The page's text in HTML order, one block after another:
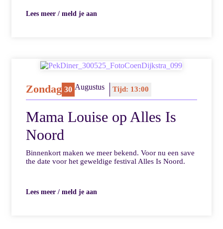
Lees meer / meld je aan
Zondag 30 Augustus Tijd: 13:00
Mama Louise op Alles Is
Noord
Binnenkort maken we meer bekend. Voor nu een save
the date voor het geweldige festival Alles Is Noord.
Lees meer / meld je aan